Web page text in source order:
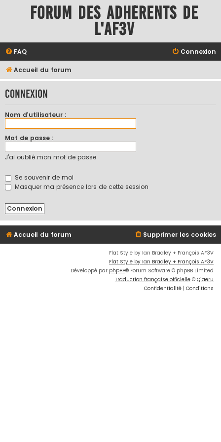
Forum des adhérents de
l'AF3V
FAQ Connexion
Accueil du forum
Connexion
Nom d’utilisateur :
Mot de passe :
J’ai oublié mon mot de passe
Se souvenir de moi
Masquer ma présence lors de cette session
Accueil du forum Supprimer les cookies
Flat Style by Ian Bradley + François AF3V
Flat Style by Ian Bradley + François AF3V
Développé par phpBB® Forum Software © phpBB Limited
Traduction française officielle © Qiaeru
Confidentialité | Conditions